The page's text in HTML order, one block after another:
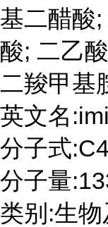
基二醋酸
酸; 二乙
二羧甲基
英文名
分子式
分子量
类别:生